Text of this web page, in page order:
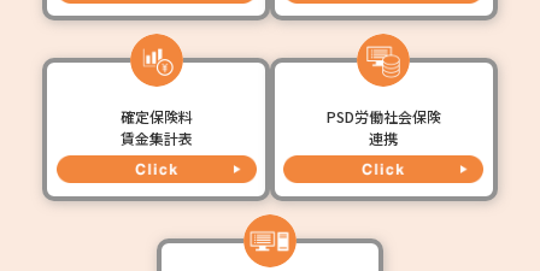
確定保険料
賃金集計表
PSD労働社会保険
連携